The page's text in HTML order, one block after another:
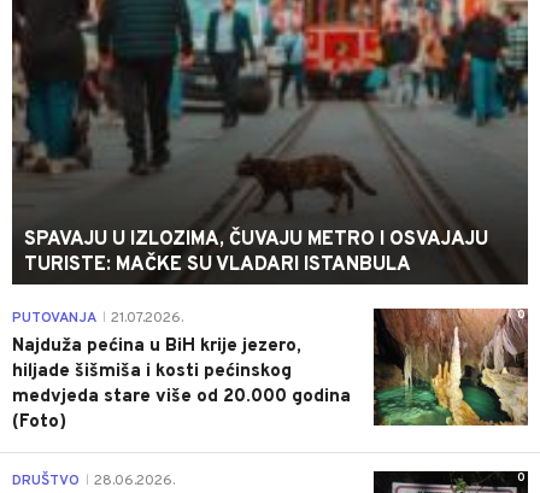
SPAVAJU U IZLOZIMA, ČUVAJU METRO I OSVAJAJU
TURISTE: MAČKE SU VLADARI ISTANBULA
0
PUTOVANJA 21.07.2026.
Najduža pećina u BiH krije jezero,
hiljade šišmiša i kosti pećinskog
medvjeda stare više od 20.000 godina
(Foto)
0
DRUŠTVO 28.06.2026.